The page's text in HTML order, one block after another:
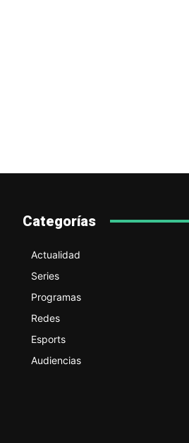
Categorías
Actualidad
Series
Programas
Redes
Esports
Audiencias